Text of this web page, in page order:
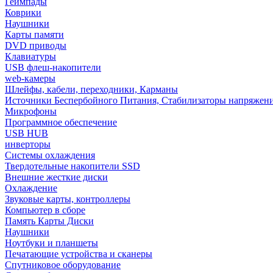
Коврики
Наушники
Карты памяти
DVD приводы
Клавиатуры
USB флеш-накопители
web-камеры
Шлейфы, кабели, переходники, Карманы
Источники Беспербойного Питания, Стабилизаторы
Микрофоны
Программное обеспечение
USB HUB
инверторы
Системы охлаждения
Твердотельные накопители SSD
Внешние жесткие диски
Охлаждение
Звуковые карты, контроллеры
Компьютер в сборе
Память Карты Диски
Наушники
Ноутбуки и планшеты
Печатающие устройства и сканеры
Спутниковое оборудование